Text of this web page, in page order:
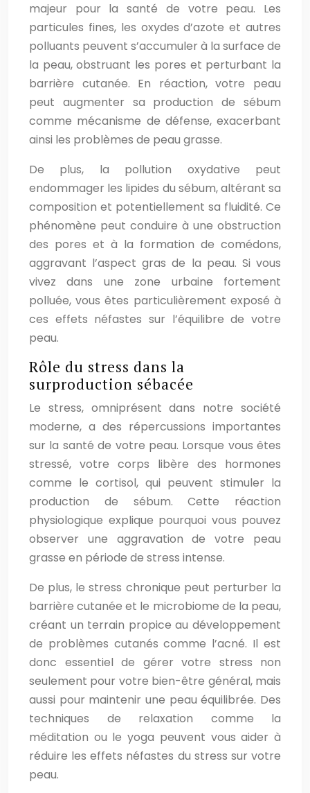
majeur pour la santé de votre peau. Les
particules fines, les oxydes d’azote et autres
polluants peuvent s’accumuler à la surface de
la peau, obstruant les pores et perturbant la
barrière cutanée. En réaction, votre peau
peut augmenter sa production de sébum
comme mécanisme de défense, exacerbant
ainsi les problèmes de peau grasse.
De plus, la pollution oxydative peut
endommager les lipides du sébum, altérant sa
composition et potentiellement sa fluidité. Ce
phénomène peut conduire à une obstruction
des pores et à la formation de comédons,
aggravant l’aspect gras de la peau. Si vous
vivez dans une zone urbaine fortement
polluée, vous êtes particulièrement exposé à
ces effets néfastes sur l’équilibre de votre
peau.
Rôle du stress dans la
surproduction sébacée
Le stress, omniprésent dans notre société
moderne, a des répercussions importantes
sur la santé de votre peau. Lorsque vous êtes
stressé, votre corps libère des hormones
comme le cortisol, qui peuvent stimuler la
production de sébum. Cette réaction
physiologique explique pourquoi vous pouvez
observer une aggravation de votre peau
grasse en période de stress intense.
De plus, le stress chronique peut perturber la
barrière cutanée et le microbiome de la peau,
créant un terrain propice au développement
de problèmes cutanés comme l’acné. Il est
donc essentiel de gérer votre stress non
seulement pour votre bien-être général, mais
aussi pour maintenir une peau équilibrée. Des
techniques de relaxation comme la
méditation ou le yoga peuvent vous aider à
réduire les effets néfastes du stress sur votre
peau.